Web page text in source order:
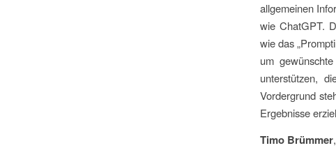
allgemeinen
wie ChatGPT.
wie das
um
unterstützen,
Vordergrund
Ergebnisse
Timo Brümmer